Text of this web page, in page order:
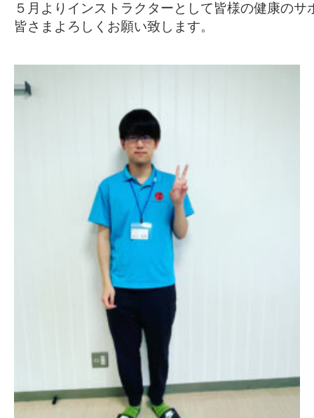
５月よりインストラクターとして皆様の健康の
皆さまよろしくお願い致します。